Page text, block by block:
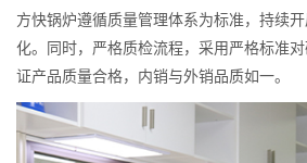
方快锅炉遵循质量管理体系为标准，持续
化。同时，严格质检流程，采用严格标准
证产品质量合格，内销与外销品质如一。